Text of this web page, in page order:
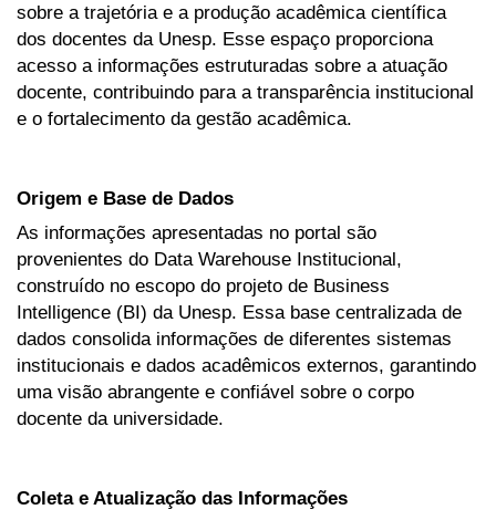
sobre a trajetória e a produção acadêmica científica
dos docentes da Unesp. Esse espaço proporciona
acesso a informações estruturadas sobre a atuação
docente, contribuindo para a transparência institucional
e o fortalecimento da gestão acadêmica.
Origem e Base de Dados
As informações apresentadas no portal são
provenientes do Data Warehouse Institucional,
construído no escopo do projeto de Business
Intelligence (BI) da Unesp. Essa base centralizada de
dados consolida informações de diferentes sistemas
institucionais e dados acadêmicos externos, garantindo
uma visão abrangente e confiável sobre o corpo
docente da universidade.
Coleta e Atualização das Informações